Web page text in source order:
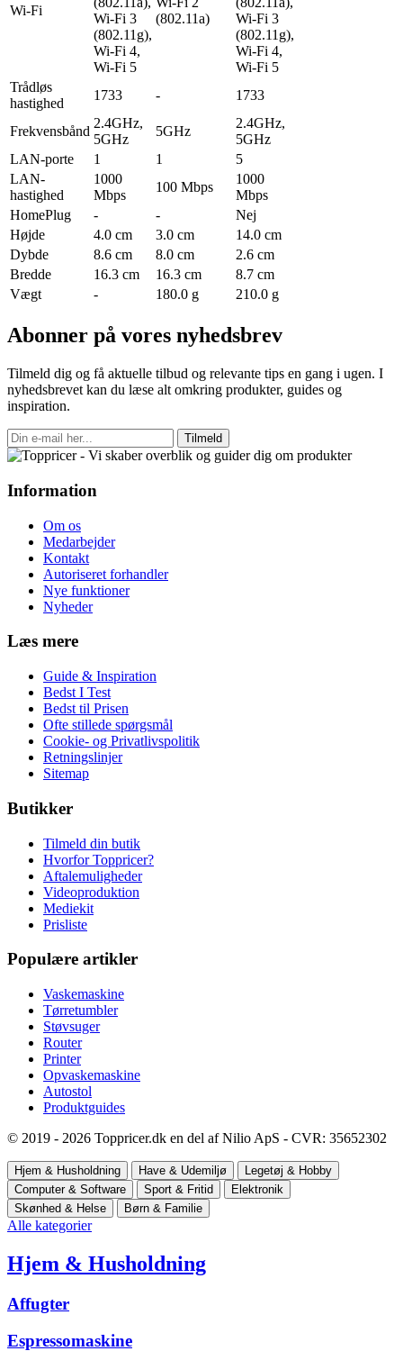
Wi-Fi
Wi-Fi 3
(802.11g),
Wi-Fi 4,
Wi-Fi 5
(802.11a)
Wi-Fi 3
(802.11g),
Wi-Fi 4,
Wi-Fi 5
Trådløs
hastighed
1733 - 1733
Frekvensbånd
2.4GHz,
5GHz
5GHz
2.4GHz,
5GHz
LAN-porte
1 1
5
LAN-
hastighed
1000
Mbps
100 Mbps
1000
Mbps
HomePlug
- -
Nej
Højde
4.0 cm 3.0 cm
14.0 cm
Dybde
8.6 cm 8.0 cm
2.6 cm
Bredde
16.3 cm 16.3 cm
8.7 cm
Vægt
- 180.0 g 210.0 g
Abonner på vores nyhedsbrev
Tilmeld dig og få aktuelle tilbud og relevante tips en gang i ugen. I
nyhedsbrevet kan du læse alt omkring produkter, guides og
inspiration.
Tilmeld
Information
Om os
Medarbejder
Kontakt
Autoriseret forhandler
Nye funktioner
Nyheder
Læs mere
Guide & Inspiration
Bedst I Test
Bedst til Prisen
Ofte stillede spørgsmål
Cookie- og Privatlivspolitik
Retningslinjer
Sitemap
Butikker
Tilmeld din butik
Hvorfor Toppricer?
Aftalemuligheder
Videoproduktion
Mediekit
Prisliste
Populære artikler
Vaskemaskine
Tørretumbler
Støvsuger
Router
Printer
Opvaskemaskine
Autostol
Produktguides
© 2019 - 2026 Toppricer.dk en del af Nilio ApS - CVR: 35652302
Hjem & Husholdning Have & Udemiljø
Legetøj & Hobby
Computer & Software
Sport & Fritid
Elektronik
Skønhed & Helse
Børn & Familie
Alle kategorier
Hjem & Husholdning
Affugter
Espressomaskine